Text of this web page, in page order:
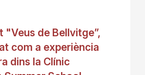
"Veus de Bellvitge”,
com a experiència
dins la Clínic